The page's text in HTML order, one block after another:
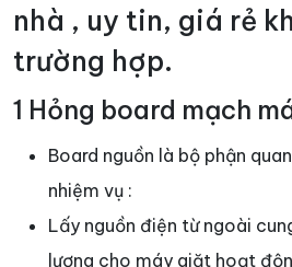
nhà , uy tin, giá rẻ
trường hợp.
1 Hỏng board mạch
Board nguồn là bộ phận
nhiệm vụ :
Lấy nguồn điện từ ngoài
lượng cho máy giặt hoạt